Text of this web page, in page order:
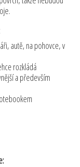
autě, na pohovce, v
rozkládá
a především